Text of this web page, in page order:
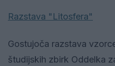
Razstava "Litosfera"
Gostujoča razstava
študijskih zbirk Oddelka